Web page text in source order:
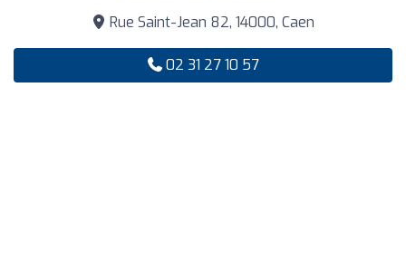
Rue Saint-Jean 82, 14000, Caen
02 31 27 10 57